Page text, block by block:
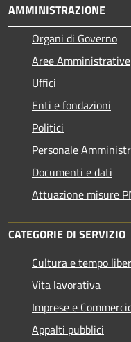
AMMINISTRAZIONE
Organi di Governo
Aree Amministrative
Uffici
Enti e fondazioni
Politici
Personale
Documenti e dati
Attuazione misure
CATEGORIE DI SERVIZIO
Cultura e tempo
Vita lavorativa
Imprese e
Appalti pubblici